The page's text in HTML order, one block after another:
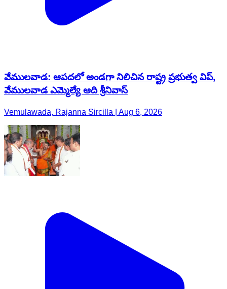
వేములవాడ: ఆపదలో అండగా నిలిచిన రాష్ట్ర ప్రభుత్వ విప్,
వేములవాడ ఎమ్మెల్యే ఆది శ్రీనివాస్
Vemulawada, Rajanna Sircilla | Aug 6, 2026